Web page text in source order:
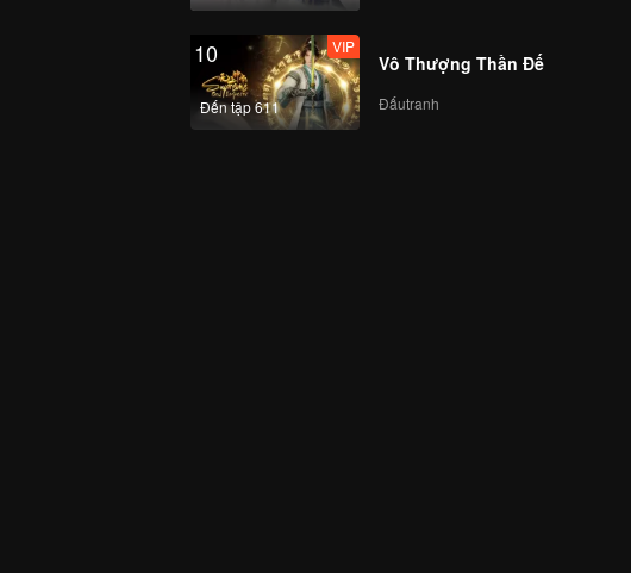
10
Đến tập 611
VIP
Vô Thượng Thần Đế
Đấutranh